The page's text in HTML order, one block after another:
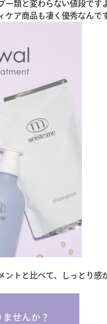
ー類と変わらない値段です
ケア商品も凄く優秀なんで
ントと比べて、しっとり感